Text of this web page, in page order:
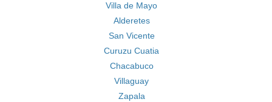
Villa de Mayo
Alderetes
San Vicente
Curuzu Cuatia
Chacabuco
Villaguay
Zapala